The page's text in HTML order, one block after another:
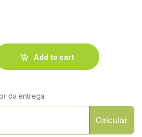
Add to cart
da entrega
Calcular